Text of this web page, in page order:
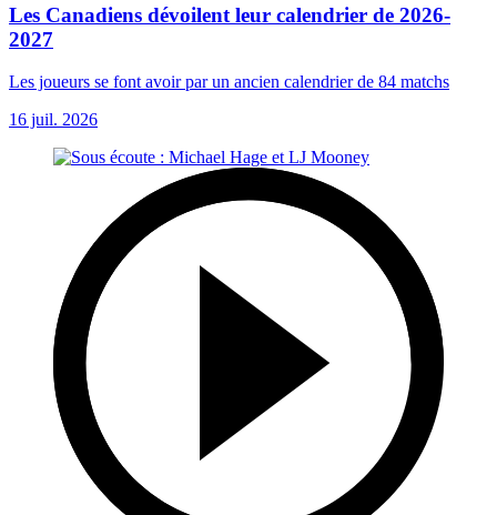
Les Canadiens dévoilent leur calendrier de 2026-
2027
Les joueurs se font avoir par un ancien calendrier de 84 matchs
16 juil. 2026